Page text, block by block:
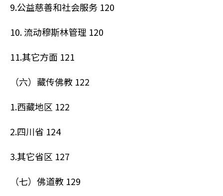
9.公益慈善和社会服务 120
10. 流动穆斯林管理 120
11.其它方面 121
（六）藏传佛教 122
1.西藏地区 122
2.四川省 124
3.其它省区 127
（七）佛道教 129